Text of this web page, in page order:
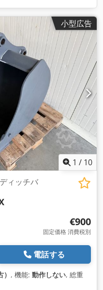
小型広告
1 / 10
ィッチバ
€900
固定価格 消費税別
電話する
, 機能: 動作しない, 総重